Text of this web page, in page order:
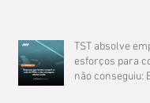
TST absolve
esforços para
não conseguiu: